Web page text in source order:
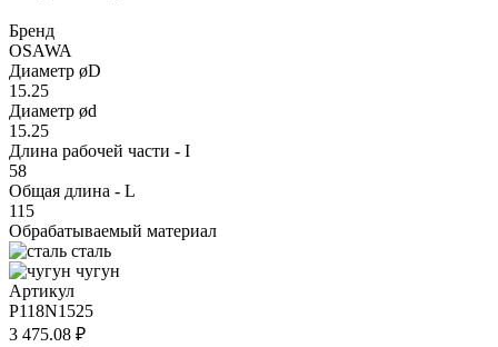
Бренд
OSAWA
Диаметр øD
15.25
Диаметр ød
15.25
Длина рабочей части - I
58
Общая длина - L
115
Обрабатываемый материал
сталь
чугун
Артикул
P118N1525
3 475.08 ₽